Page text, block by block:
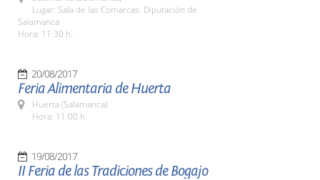
Lugar: Sala de las Comarcas. Diputación de
Salamanca
Hora: 11:30 h.
20/08/2017
Feria Alimentaria de Huerta
Huerta (Salamanca)
Hora: 11:00 h.
19/08/2017
II Feria de las Tradiciones de Bogajo